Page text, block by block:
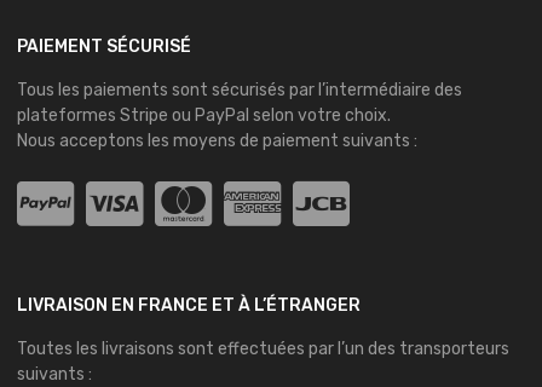
PAIEMENT SÉCURISÉ
Tous les paiements sont sécurisés par l’intermédiaire des
plateformes Stripe ou PayPal selon votre choix.
Nous acceptons les moyens de paiement suivants :
LIVRAISON EN FRANCE ET À L’ÉTRANGER
Toutes les livraisons sont effectuées par l’un des transporteurs
suivants :